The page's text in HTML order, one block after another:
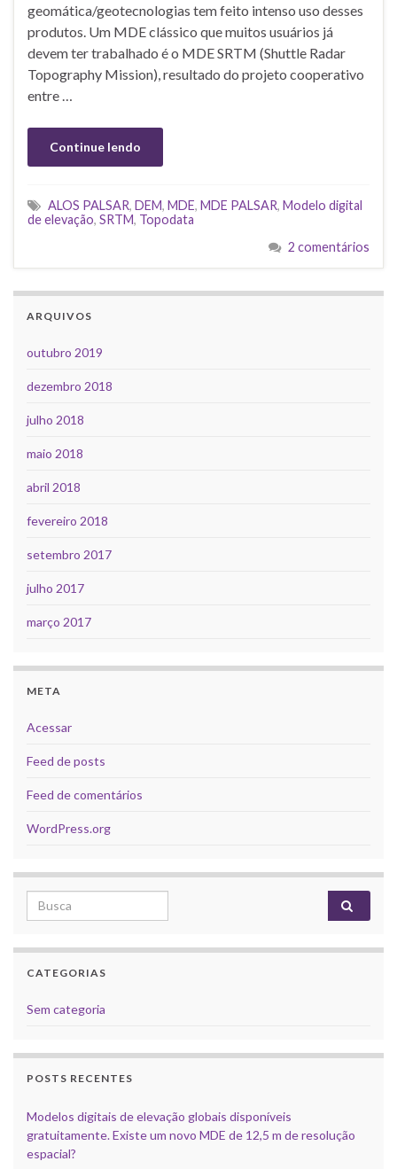
geomática/geotecnologias tem feito intenso uso desses
produtos. Um MDE clássico que muitos usuários já
devem ter trabalhado é o MDE SRTM (Shuttle Radar
Topography Mission), resultado do projeto cooperativo
entre …
Continue lendo
ALOS PALSAR, DEM, MDE, MDE PALSAR, Modelo digital
de elevação, SRTM, Topodata
2 comentários
ARQUIVOS
outubro 2019
dezembro 2018
julho 2018
maio 2018
abril 2018
fevereiro 2018
setembro 2017
julho 2017
março 2017
META
Acessar
Feed de posts
Feed de comentários
WordPress.org
Search for:
CATEGORIAS
Sem categoria
POSTS RECENTES
Modelos digitais de elevação globais disponíveis
gratuitamente. Existe um novo MDE de 12,5 m de resolução
espacial?